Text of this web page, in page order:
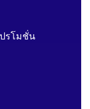
รโมชั่น